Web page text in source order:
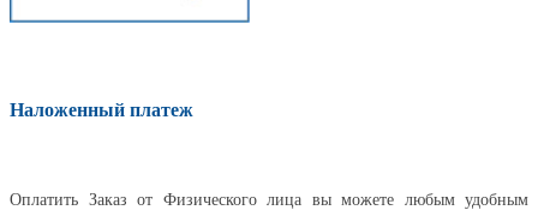
Наложенный платеж
Оплатить Заказ от Физического лица вы можете любым удобным